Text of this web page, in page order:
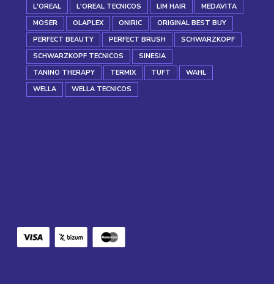
L'OREAL
L'OREAL TECNICOS LIM HAIR
MEDAVITA
MOSER
OLAPLEX ONIRIC
ORIGINAL BEST BUY
PERFECT BEAUTY
PERFECT BRUSH
SCHWARZKOPF
SCHWARZKOPF TECNICOS
SINESIA
TANINO THERAPY
TERMIX TUFT
WAHL
WELLA
WELLA TECNICOS